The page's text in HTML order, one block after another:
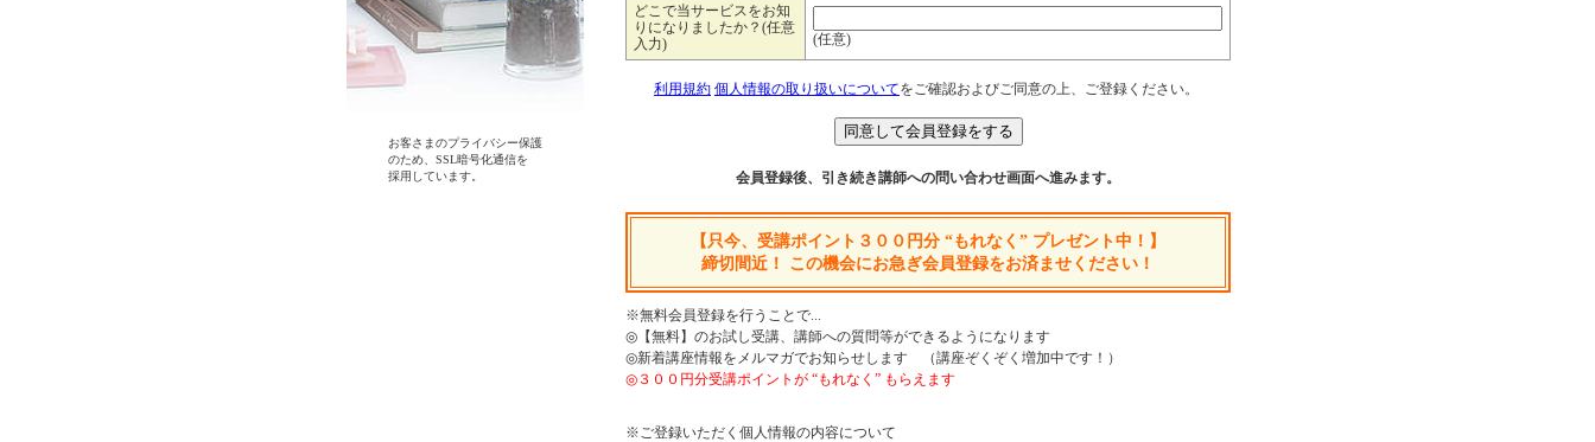
お客さまのプライバシー保護
のため、SSL暗号化通信を
採用しています。
どこで当サービスをお知
りになりましたか？(任意
入力)
(任意)
利用規約 個人情報の取り扱いについてをご確認およびご同意の上、ご登録ください。
会員登録後、引き続き講師への問い合わせ画面へ進みます。
【只今、受講ポイント３００円分 “もれなく” プレゼント中！】
締切間近！ この機会にお急ぎ会員登録をお済ませください！
※無料会員登録を行うことで...
◎【無料】のお試し受講、講師への質問等ができるようになります
◎新着講座情報をメルマガでお知らせします （講座ぞくぞく増加中です！）
◎３００円分受講ポイントが “もれなく” もらえます
※ご登録いただく個人情報の内容について